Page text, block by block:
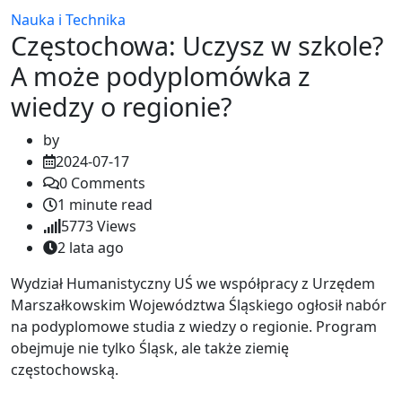
Nauka i Technika
Częstochowa: Uczysz w szkole?
A może podyplomówka z
wiedzy o regionie?
by
2024-07-17
0 Comments
1 minute read
5773Views
2 lata ago
Wydział Humanistyczny UŚ we współpracy z Urzędem
Marszałkowskim Województwa Śląskiego ogłosił nabór
na podyplomowe studia z wiedzy o regionie. Program
obejmuje nie tylko Śląsk, ale także ziemię
częstochowską.